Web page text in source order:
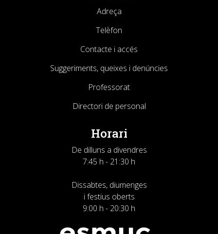
Adreça
Telèfon
Contacte i accés
Suggeriments, queixes i denúncies
Professorat
Directori de personal
Horari
De dilluns a divendres
7:45 h - 21:30 h
Dissabtes, diumenges
i festius oberts
9:00 h - 20:30 h